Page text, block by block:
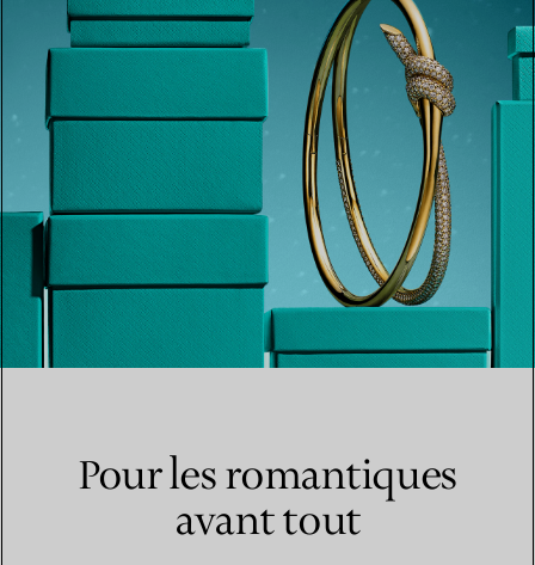
Pour les romantiques
avant tout